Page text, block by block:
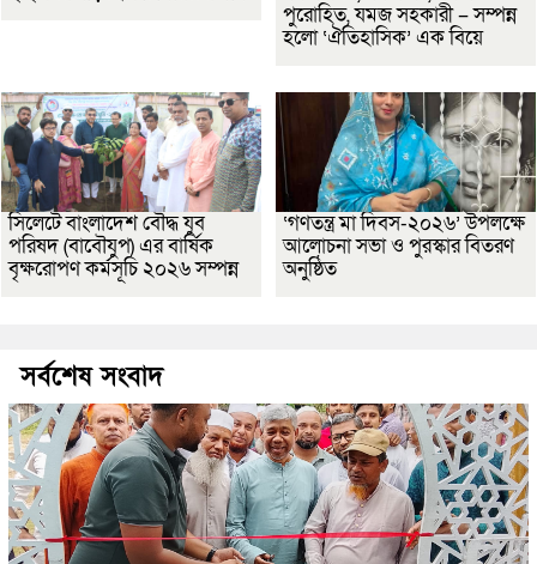
পুরোহিত, যমজ সহকারী – সম্পন্ন
হলো ‘ঐতিহাসিক’ এক বিয়ে
সিলেটে বাংলাদেশ বৌদ্ধ যুব
পরিষদ (বাবৌযুপ) এর বার্ষিক
বৃক্ষরোপণ কর্মসূচি ২০২৬ সম্পন্ন
‘গণতন্ত্র মা দিবস-২০২৬’ উপলক্ষে
আলোচনা সভা ও পুরস্কার বিতরণ
অনুষ্ঠিত
সর্বশেষ সংবাদ